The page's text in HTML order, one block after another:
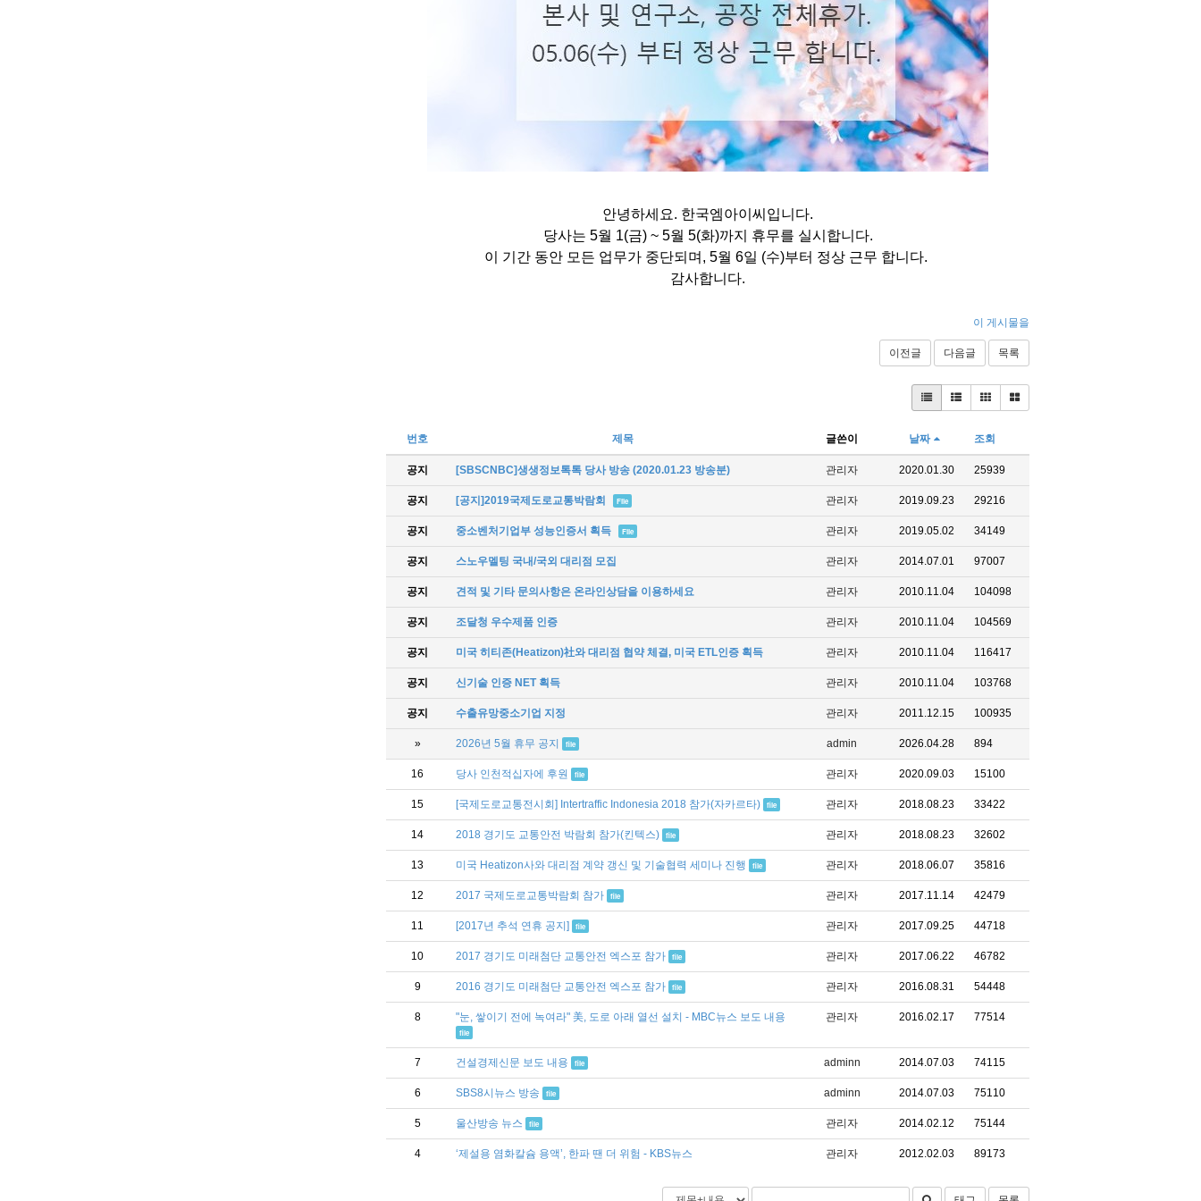
안녕하세요. 한국엠아이씨입니다.
당사는 5월 1(금) ~ 5월 5(화)까지 휴무를 실시합니다.
이 기간 동안 모든 업무가 중단되며, 5월 6일 (수)부터 정상 근무 합니다.
감사합니다.
이 게시물을
이전글 다음글 목록
번호 제목 글쓴이 날짜 조회
공지 [SBSCNBC]생생정보톡톡 당사 방송 (2020.01.23 방송분) 관리자 2020.01.30 25939
공지 [공지]2019국제도로교통박람회 File 관리자 2019.09.23 29216
공지 중소벤처기업부 성능인증서 획득 File 관리자 2019.05.02 34149
공지 스노우멜팅 국내/국외 대리점 모집 관리자 2014.07.01 97007
공지 견적 및 기타 문의사항은 온라인상담을 이용하세요 관리자 2010.11.04 104098
공지 조달청 우수제품 인증 관리자 2010.11.04 104569
공지 미국 히티존(Heatizon)社와 대리점 협약 체결, 미국 ETL인증 획득 관리자 2010.11.04 116417
공지 신기술 인증 NET 획득 관리자 2010.11.04 103768
공지 수출유망중소기업 지정 관리자 2011.12.15 100935
» 2026년 5월 휴무 공지 file admin 2026.04.28 894
16 당사 인천적십자에 후원 file 관리자 2020.09.03 15100
15 [국제도로교통전시회] Intertraffic Indonesia 2018 참가(자카르타) file 관리자 2018.08.23 33422
14 2018 경기도 교통안전 박람회 참가(킨텍스) file 관리자 2018.08.23 32602
13 미국 Heatizon사와 대리점 계약 갱신 및 기술협력 세미나 진행 file 관리자 2018.06.07 35816
12 2017 국제도로교통박람회 참가 file 관리자 2017.11.14 42479
11 [2017년 추석 연휴 공지] file 관리자 2017.09.25 44718
10 2017 경기도 미래첨단 교통안전 엑스포 참가 file 관리자 2017.06.22 46782
9 2016 경기도 미래첨단 교통안전 엑스포 참가 file 관리자 2016.08.31 54448
8 "눈, 쌓이기 전에 녹여라" 美, 도로 아래 열선 설치 - MBC뉴스 보도 내용
file
관리자 2016.02.17 77514
7 건설경제신문 보도 내용 file adminn 2014.07.03 74115
6 SBS8시뉴스 방송 file adminn 2014.07.03 75110
5 울산방송 뉴스 file 관리자 2014.02.12 75144
4 ‘제설용 염화칼슘 용액’, 한파 땐 더 위험 - KBS뉴스 관리자 2012.02.03 89173